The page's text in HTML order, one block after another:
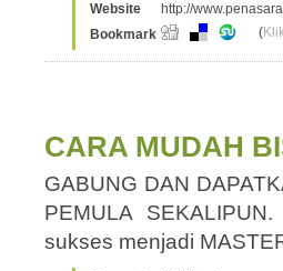
Website
http://
Bookmark
(
CARA MUDAH
GABUNG DAN
PEMULA
sukses menjadi